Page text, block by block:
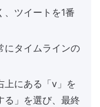
、ツイートを1番
にタイムラインの
上にある「v」を
る」を選び、最終